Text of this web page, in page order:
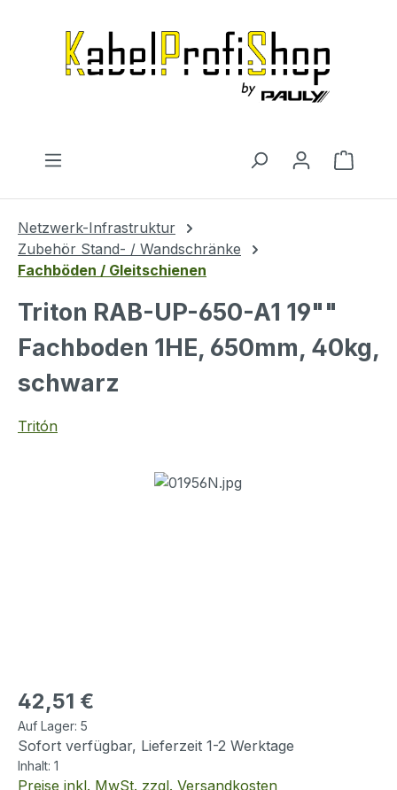
Netzwerk-Infrastruktur
Zubehör Stand- / Wandschränke
Fachböden / Gleitschienen
Triton RAB-UP-650-A1 19""
Fachboden 1HE, 650mm, 40kg,
schwarz
Tritón
Bildergalerie überspringen
Regulärer Preis:
42,51 €
Auf Lager: 5
Sofort verfügbar, Lieferzeit 1-2 Werktage
Inhalt: 1
Preise inkl. MwSt. zzgl. Versandkosten